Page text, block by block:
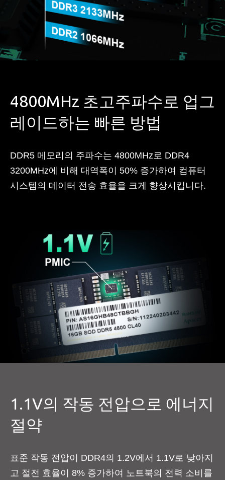
4800MHz 초고주파수로 업그
레이드하는 빠른 방법
DDR5 메모리의 주파수는 4800MHz로 DDR4
3200MHz에 비해 대역폭이 50% 증가하여 컴퓨터
시스템의 데이터 전송 효율을 크게 향상시킵니다.
1.1V의 작동 전압으로 에너지
절약
표준 작동 전압이 DDR4의 1.2V에서 1.1V로 낮아지
고 절전 효율이 8% 증가하여 노트북의 전력 소비를